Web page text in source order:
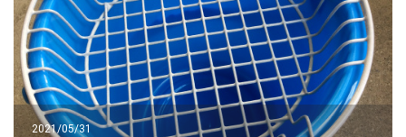
2021/05/31